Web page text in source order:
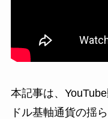
本記事は、
ドル基軸通貨の揺